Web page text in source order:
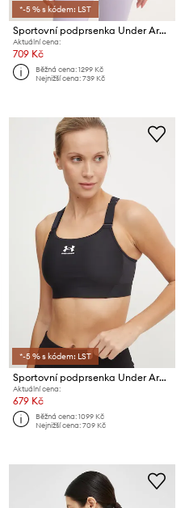
*-5 % s kódem: LST
Sportovní podprsenka Under Armour HG Armour High
Aktuální cena:
709 Kč
Běžná cena:1299 Kč
Nejnižší cena:739 Kč
*-5 % s kódem: LST
Sportovní podprsenka Under Armour
Aktuální cena:
679 Kč
Běžná cena:1099 Kč
Nejnižší cena:709 Kč